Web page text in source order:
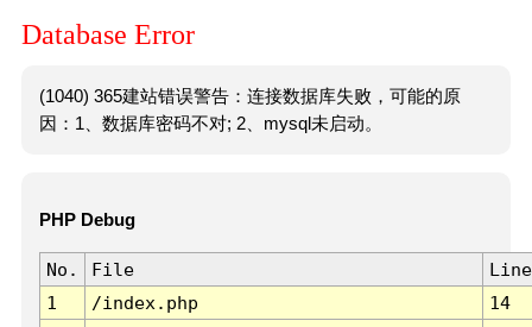
Database Error
(1040) 365建站错误警告：连接数据库失败，可能的原
因：1、数据库密码不对; 2、mysql未启动。
PHP Debug
No. File
Line
1
/index.php 14